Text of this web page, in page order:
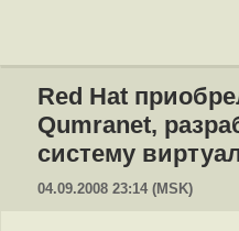
Red Hat
Qumranet,
систему
04.09.2008 23:14 (MSK)